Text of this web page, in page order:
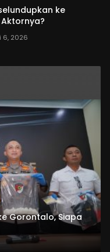
ke
6, 2026
Gorontalo, Siapa